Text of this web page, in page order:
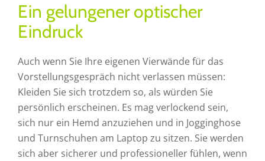
Ein gelungener optischer
Eindruck
Auch wenn Sie Ihre eigenen Vierwände für das
Vorstellungsgespräch nicht verlassen müssen:
Kleiden Sie sich trotzdem so, als würden Sie
persönlich erscheinen. Es mag verlockend sein,
sich nur ein Hemd anzuziehen und in Jogginghose
und Turnschuhen am Laptop zu sitzen. Sie werden
sich aber sicherer und professioneller fühlen, wenn